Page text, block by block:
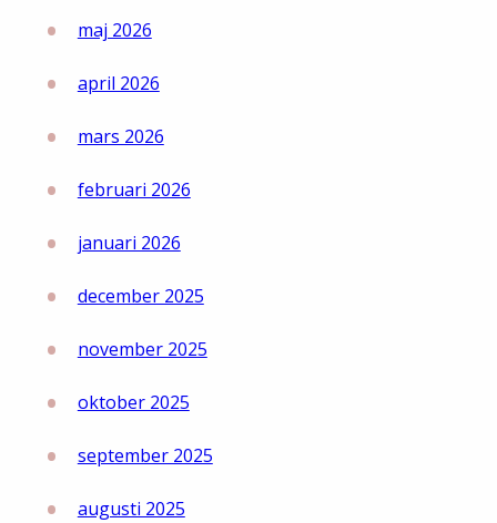
Jobba hos oss
Årsredovisning
Visselblåsarfunktion
maj 2026
april 2026
mars 2026
februari 2026
januari 2026
december 2025
november 2025
oktober 2025
september 2025
augusti 2025